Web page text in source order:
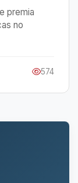
premia
no
574